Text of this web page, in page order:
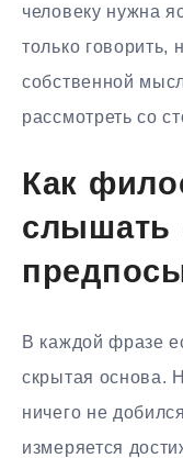
человеку нужна
только говорить,
собственной
рассмотреть со
Как
слышать
В каждой фразе
скрытая основа.
ничего не
измеряется